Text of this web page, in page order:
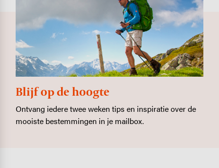
Blijf op de hoogte
Ontvang iedere twee weken tips en inspiratie over de
mooiste bestemmingen in je mailbox.